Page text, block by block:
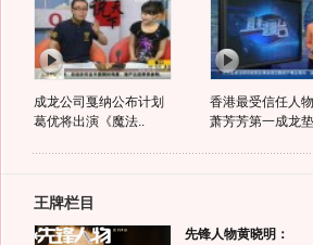
成龙公司戛纳公布计划
葛优将出演《魔法..
香港最受信任人
萧芳芳第一成龙
王牌栏目
先锋人物黄晓明：